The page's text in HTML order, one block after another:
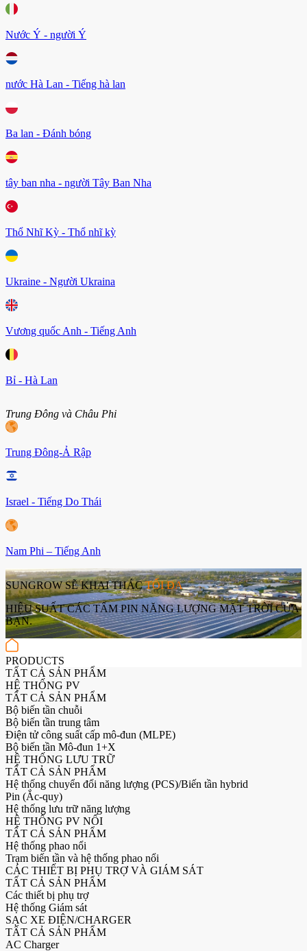
Nước Ý - người Ý
nước Hà Lan - Tiếng hà lan
Ba lan - Đánh bóng
tây ban nha - người Tây Ban Nha
Thổ Nhĩ Kỳ - Thổ nhĩ kỳ
Ukraine - Người Ukraina
Vương quốc Anh - Tiếng Anh
Bỉ - Hà Lan
Trung Đông và Châu Phi
Trung Đông-Ả Rập
Israel - Tiếng Do Thái
Nam Phi – Tiếng Anh
SUNGROW SẼ KHAI THÁCTỐI ĐA
HIỆU SUẤT CÁC TẤM PIN NĂNG LƯỢNG MẶT TRỜI CỦA
BẠN.
PRODUCTS
TẤT CẢ SẢN PHẨM
HỆ THỐNG PV
TẤT CẢ SẢN PHẨM
Bộ biến tần chuỗi
Bộ biến tần trung tâm
Điện tử công suất cấp mô-đun (MLPE)
Bộ biến tần Mô-đun 1+X
HỆ THỐNG LƯU TRỮ
TẤT CẢ SẢN PHẨM
Hệ thống chuyển đổi năng lượng (PCS)/Biến tần hybrid
Pin (Ắc-quy)
Hệ thống lưu trữ năng lượng
HỆ THỐNG PV NỔI
TẤT CẢ SẢN PHẨM
Hệ thống phao nổi
Trạm biến tần và hệ thống phao nổi
CÁC THIẾT BỊ PHỤ TRỢ VÀ GIÁM SÁT
TẤT CẢ SẢN PHẨM
Các thiết bị phụ trợ
Hệ thống Giám sát
SẠC XE ĐIỆN/CHARGER
TẤT CẢ SẢN PHẨM
AC Charger